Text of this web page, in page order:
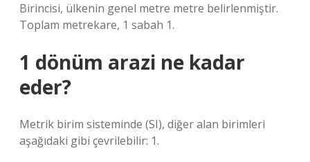
Birincisi, ülkenin genel metre metre belirlenmiştir.
Toplam metrekare, 1 sabah 1.
1 dönüm arazi ne kadar
eder?
Metrik birim sisteminde (SI), diğer alan birimleri
aşağıdaki gibi çevrilebilir: 1.